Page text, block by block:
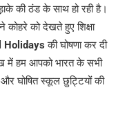
की ठंड के साथ हो रही है।
कोहरे को देखते हुए शिक्षा
Holidays की घोषणा कर दी
हम आपको भारत के सभी
घोषित स्कूल छुट्टियों की